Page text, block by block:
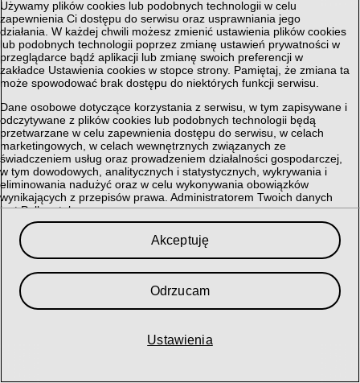
Używamy plików cookies lub podobnych technologii w celu
zapewnienia Ci dostępu do serwisu oraz usprawniania jego
działania. W każdej chwili możesz zmienić ustawienia plików cookies
lub podobnych technologii poprzez zmianę ustawień prywatności w
przeglądarce bądź aplikacji lub zmianę swoich preferencji w
zakładce Ustawienia cookies w stopce strony. Pamiętaj, że zmiana ta
może spowodować brak dostępu do niektórych funkcji serwisu.
Dane osobowe dotyczące korzystania z serwisu, w tym zapisywane i
odczytywane z plików cookies lub podobnych technologii będą
przetwarzane w celu zapewnienia dostępu do serwisu, w celach
marketingowych, w celach wewnętrznych związanych ze
świadczeniem usług oraz prowadzeniem działalności gospodarczej,
w tym dowodowych, analitycznych i statystycznych, wykrywania i
eliminowania nadużyć oraz w celu wykonywania obowiązków
wynikających z przepisów prawa. Administratorem Twoich danych
jest Polkomtel sp. z o.o.
Przysługuje Ci prawo do dostępu do danych, ich usunięcia,
ograniczenia przetwarzania, przenoszenia, sprzeciwu, sprostowania
oraz cofnięcia zgód w każdym czasie, o ile stanowiły podstawę
przetwarzania.
Szczegółowe informacje dotyczące przetwarzania danych oraz
przysługujących Ci uprawnień, informacje dotyczące plików cookies
ustawieniami prywatności, znajdują się wPolityce Prywatności
Akceptuję
Odrzucam
Ustawienia